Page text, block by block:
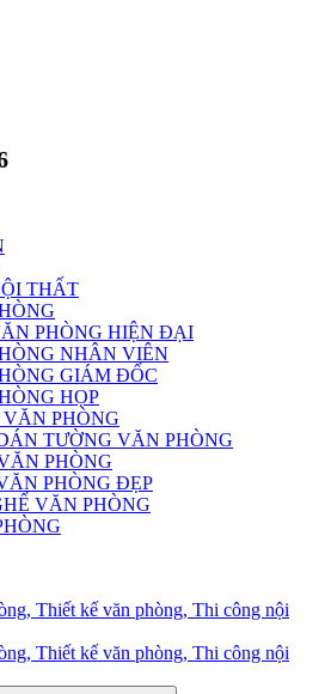
THẤT
PHÒNG HIỆN ĐẠI
NHÂN VIÊN
GIÁM ĐỐC
HỌP
PHÒNG
TƯỜNG VĂN PHÒNG
PHÒNG
PHÒNG ĐẸP
VĂN PHÒNG